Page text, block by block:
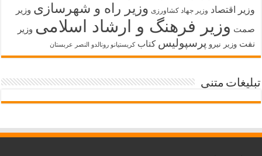
وزیر اقتصاد وزیر جهاد کشاورزی وزیر راه و شهرسازی وزیر
صمت وزیر فرهنگ و ارشاد اسلامی وزیر
نفت وزیر نیرو پرسپولیس کتاب کریستیانو رونالدو النصر عربستان
تبلیغات متنی